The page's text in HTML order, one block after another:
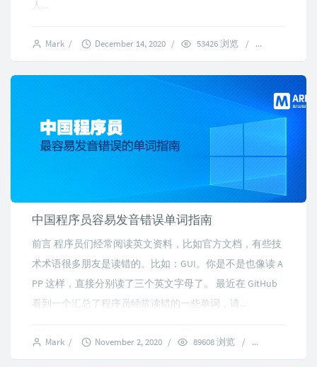
人...
Mark / December 14, 2020 / 53426 浏览 /
中国程序员容易发音错误单词指南
前言 程序员们经常阅读英文资料，比如官方文档，有些技
术术语很多朋友是读错的。比如：GUI。你是不是也像读 A
PP 这样，直接分别读了三个英文字母了。 最近在 GitHub
看到一个汇总了程序员经常读错的一些单词，请...
Mark / November 2, 2020 / 89608 浏览 /